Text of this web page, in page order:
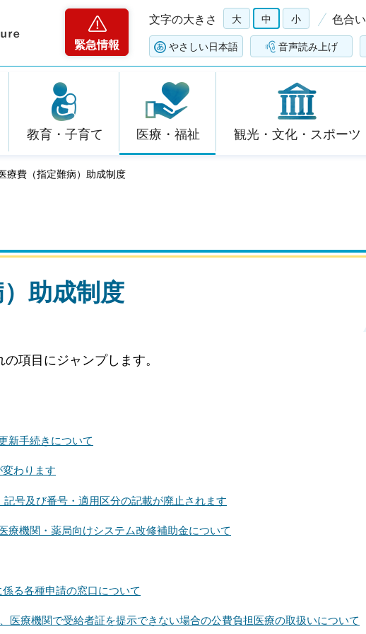
緊急情報
文字の大きさ 大 中 小 色合い
やさしい日本語 音声読み上げ
教育・子育て 医療・福祉 観光・文化・スポーツ
療費（指定難病）助成制度
助成制度
項目にジャンプします。
新手続きについて
わります
号及び番号・適用区分の記載が廃止されます
療機関・薬局向けシステム改修補助金について
る各種申請の窓口について
医療機関で受給者証を提示できない場合の公費負担医療の取扱いについて